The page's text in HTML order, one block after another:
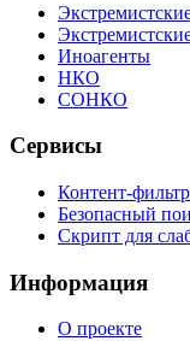
Иноагенты
НКО
СОНКО
Сервисы
Контент-фильтр
Безопасный
Скрипт для
Информация
О проекте